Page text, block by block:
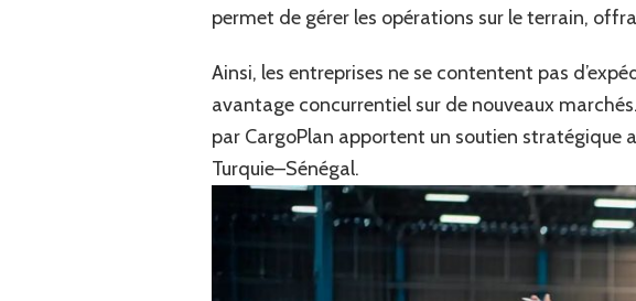
permet de gérer les opérations sur le terrain,
Ainsi, les entreprises ne se contentent pas
avantage concurrentiel sur de nouveaux
par CargoPlan apportent un soutien stratégique
Turquie–Sénégal.